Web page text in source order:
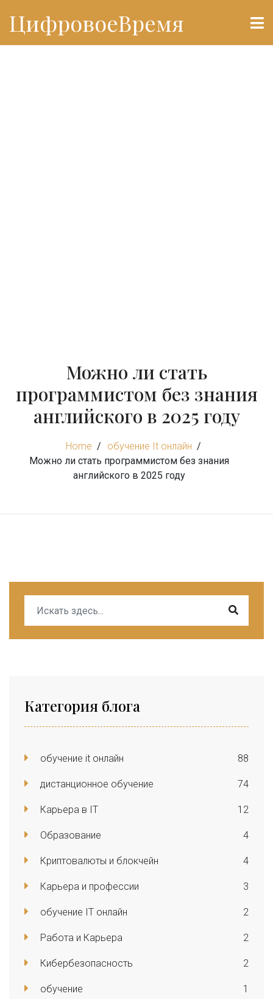
ЦифровоеВремя
Можно ли стать
программистом без знания
английского в 2025 году
Home
обучение It онлайн
Можно ли стать программистом без знания
английского в 2025 году
Категория блога
обучение it онлайн 88
дистанционное обучение 74
Карьера в IT 12
Образование 4
Криптовалюты и блокчейн 4
Карьера и профессии 3
обучение IT онлайн 2
Работа и Карьера 2
Кибербезопасность 2
обучение 1